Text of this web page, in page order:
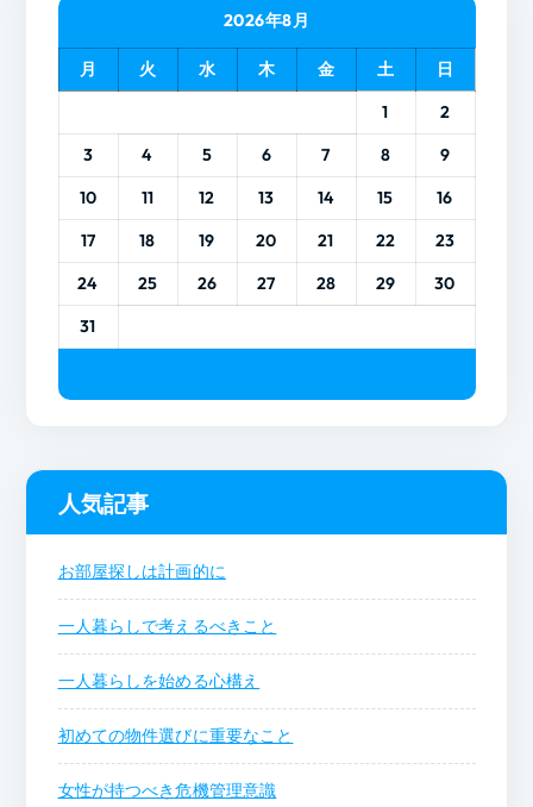
2026年8月
月 火 水 木 金 土
日
1
2
3
4 5 6 7 8
9
10
11 12 13 14 15
16
17
18 19 20 21 22
23
24
25 26 27 28 29
30
31
人気記事
お部屋探しは計画的に
一人暮らしで考えるべきこと
一人暮らしを始める心構え
初めての物件選びに重要なこと
女性が持つべき危機管理意識